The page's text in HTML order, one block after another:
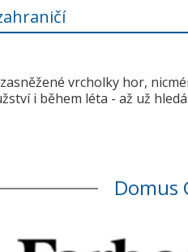
vrcholky hor,
i během léta - až už
Domus